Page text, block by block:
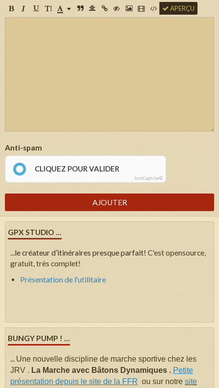
APERÇU
Anti-spam
CLIQUEZ POUR VALIDER
IconCaptcha ©
AJOUTER
GPX STUDIO ...
...le créateur d’itinéraires presque parfait! C'est opensource,
gratuit, très complet!
Présentation de l'utilitaire
BUNGY PUMP ! ...
... Une nouvelle discipline de marche sportive chez les
JRV . La Marche avec Bâtons Dynamiques . Petite
présentation depuis le site de la FFR ou sur notre site